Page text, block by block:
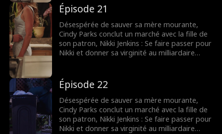
lorsqu’elle tombe malade, Cindy est une fois
de plus obligée de se déguiser et de
remplacer sa mère.
Épisode 21
Désespérée de sauver sa mère mourante,
Cindy Parks conclut un marché avec la fille de
son patron, Nikki Jenkins : Se faire passer pour
Nikki et donner sa virginité au milliardaire
lorsqu’elle tombe malade, Cindy est une fois
de plus obligée de se déguiser et de
remplacer sa mère.
Épisode 22
Désespérée de sauver sa mère mourante,
Cindy Parks conclut un marché avec la fille de
son patron, Nikki Jenkins : Se faire passer pour
Nikki et donner sa virginité au milliardaire